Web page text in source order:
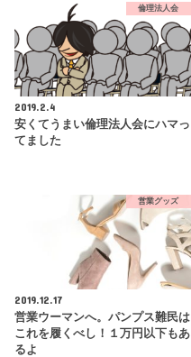
倫理法人会
2019.2.4
安くてうまい倫理法人会にハマっ
てました
営業グッズ
2019.12.17
営業ウーマンへ。パンプス難民は
これを履くべし！１万円以下もあ
るよ